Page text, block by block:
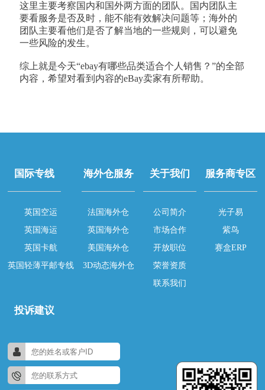
这里主要考察国内和国外两方面的团队。国内团队主
要看服务是否及时，能不能有效解决问题等；海外的
团队主要看他们是否了解当地的一些规则，可以避免
一些风险的发生。
综上就是今天“ebay有哪些品类适合个人销售？”的全部
内容，希望对看到内容的eBay卖家有所帮助。
国际专线
英国空运
英国海运
英国卡航
英国轻薄平邮专线
海外仓服务
法国海外仓
英国海外仓
美国海外仓
3D动态海外仓
关于我们
公司简介
市场合作
开放职位
荣誉资质
联系我们
服务商专区
光子易
紫鸟
赛盒ERP
投诉建议